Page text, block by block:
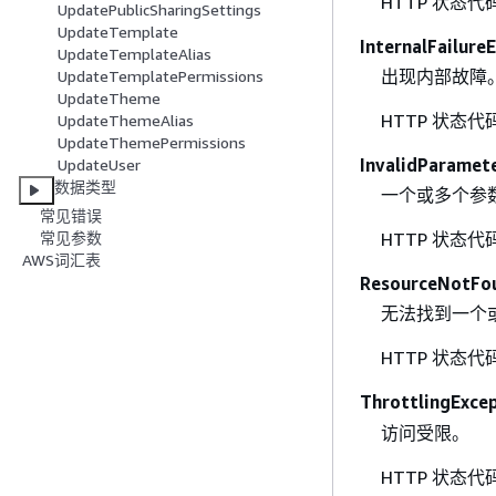
UpdatePublicSharingSettings
UpdateTemplate
UpdateTemplateAlias
UpdateTemplatePermissions
UpdateTheme
UpdateThemeAlias
UpdateThemePermissions
UpdateUser
数据类型
常见错误
常见参数
AWS词汇表
出现内部故障
HTTP 状态代
一个或多个参
HTTP 状态代
无法找到一个
HTTP 状态代
访问受限。
HTTP 状态代